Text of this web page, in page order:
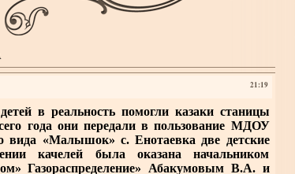
21:19
в реальность помогли казаки станицы
года они передали в пользование МДОУ
вида «Малышок» с. Енотаевка две детские
качелей была оказана начальником
Газораспределение» Абакумовым В.А. и